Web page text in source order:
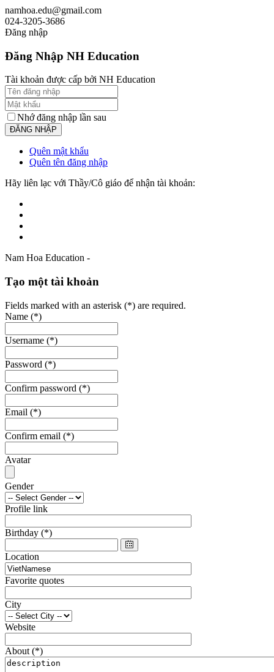
namhoa.edu@gmail.com
024-3205-3686
Đăng nhập
Đăng Nhập NH Education
Tài khoản được cấp bởi NH Education
Nhớ đăng nhập lần sau
Quên mật khẩu
Quên tên đăng nhập
Hãy liên lạc với Thầy/Cô giáo để nhận tài khoản:
Nam Hoa Education -
Tạo một tài khoản
Fields marked with an asterisk (*) are required.
Name (*)
Username (*)
Password (*)
Confirm password (*)
Email (*)
Confirm email (*)
Avatar
Gender
Profile link
Birthday (*)
Location
Favorite quotes
City
Website
About (*)